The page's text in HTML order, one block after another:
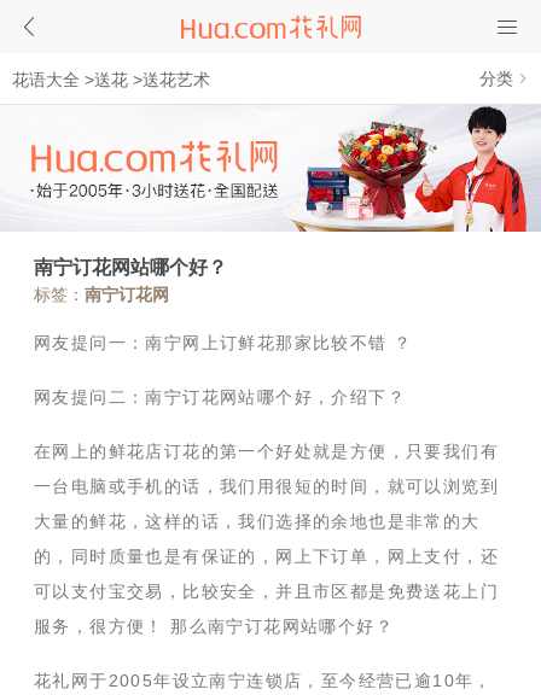
花语大全 >送花 >送花艺术 分类
南宁订花网站哪个好？
标签： 南宁订花网
网友提问一：南宁网上订鲜花那家比较不错 ？
网友提问二：南宁订花网站哪个好，介绍下？
在网上的鲜花店订花的第一个好处就是方便，只要我们有
一台电脑或手机的话，我们用很短的时间，就可以浏览到
大量的鲜花，这样的话，我们选择的余地也是非常的大
的，同时质量也是有保证的，网上下订单，网上支付，还
可以支付宝交易，比较安全，并且市区都是免费送花上门
服务，很方便！ 那么南宁订花网站哪个好？
花礼网于2005年设立南宁连锁店，至今经营已逾10年，